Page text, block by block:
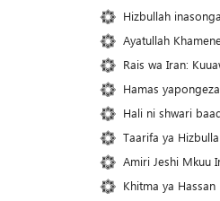
Hizbullah
Ayatullah
Rais wa Iran:
Hamas
Hali ni shwari
Taarifa ya
Amiri Jeshi Mkuu
Khitma ya